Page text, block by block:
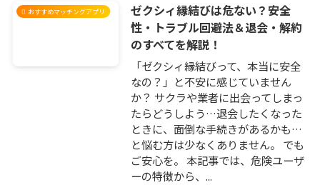
おすすめマッチングアプリ
ゼクシィ縁結びは危ない？安全
性・トラブル回避法＆退会・解約
のすべてを解説！
「ゼクシィ縁結びって、本当に安全
なの？」と不安に感じていません
か？ サクラや業者に出会ってしまっ
たらどうしよう…退会したくなった
ときに、面倒な手続きがあるかも…
と悩む方は少なくありません。 でも
ご安心を。 本記事では、危険ユーザ
ーの特徴から、...